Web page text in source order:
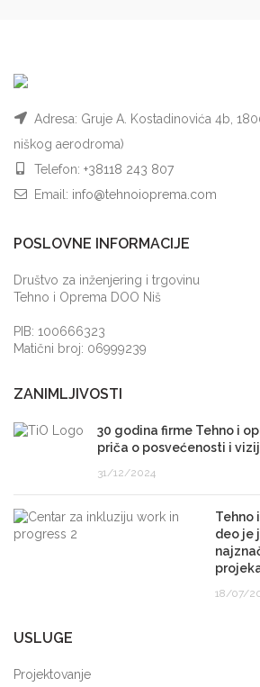
Adresa: Gruje A. Kostadinovića 4b,
niškog aerodroma)
Telefon: +38118 243 807
Email: info@tehnoioprema.com
POSLOVNE INFORMACIJE
Društvo za inženjering i trgovinu
Tehno i Oprema DOO Niš
PIB: 100666323
Matični broj: 06999239
ZANIMLJIVOSTI
30 godina firme Tehno i
priča o posvećenosti i
31/12/2024
Tehno
deo je
18/07/
USLUGE
Projektovanje